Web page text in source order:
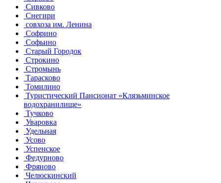
Сивково
Снегири
совхоза им. Ленина
Софрино
Софьино
Старый Городок
Строкино
Стромынь
Тарасково
Томилино
Туристический Пансионат «Клязьминское
водохранилище»
Тучково
Уваровка
Удельная
Усово
Успенское
Федурново
Фряново
Челюскинский